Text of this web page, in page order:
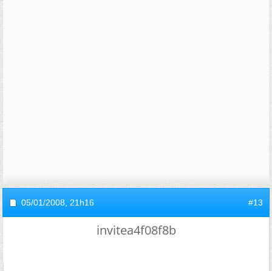
05/01/2008, 21h16 #13
invitea4f08f8b